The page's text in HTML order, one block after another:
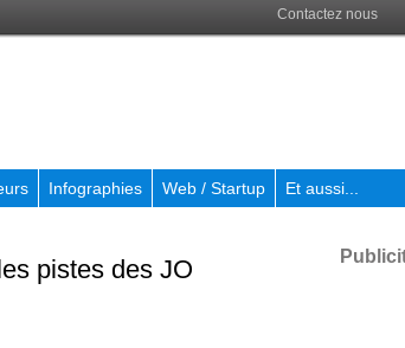
Contactez nous
Infographies Web / Startup Et aussi...
pistes des JO